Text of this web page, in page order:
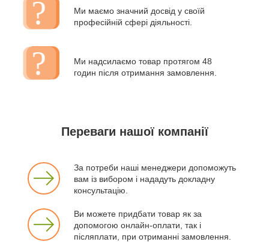
Ми маємо значний досвід у своїй
професійній сфері діяльності.
Ми надсилаємо товар протягом 48
годин після отримання замовлення.
Переваги нашої компанії
За потреби наші менеджери допоможуть
вам із вибором і нададуть докладну
консультацію.
Ви можете придбати товар як за
допомогою онлайн-оплати, так і
післяплати, при отриманні замовлення.